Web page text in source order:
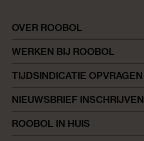
OVER ROOBOL
WERKEN BIJ ROOBOL
TIJDSINDICATIE OPVRAGEN
NIEUWSBRIEF INSCHRIJVEN
ROOBOL IN HUIS